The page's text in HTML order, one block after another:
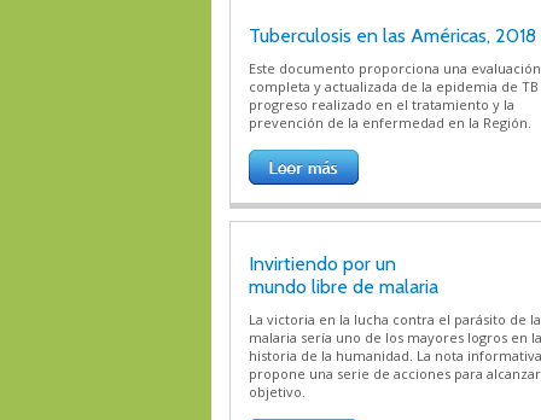
Tuberculosis en las Américas, 2018
Este documento proporciona una evaluación
completa y actualizada de la epidemia de
progreso realizado en el tratamiento y la
prevención de la enfermedad en la Región.
Invirtiendo por un
mundo libre de malaria
La victoria en la lucha contra el parásito de la
malaria sería uno de los mayores logros en la
historia de la humanidad. La nota informativa
propone una serie de acciones para
objetivo.